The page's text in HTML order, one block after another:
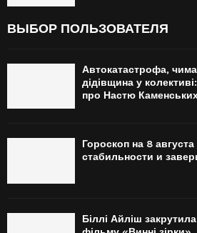
ВЫБОР ПОЛЬЗОВАТЕЛЯ
Автокатастрофа,
дідівщина у
про Настю
Гороскоп на 8
стабильности и
Біллі Айліш